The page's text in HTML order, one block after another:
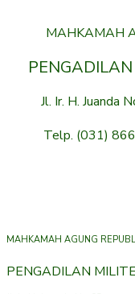
MAHKAMAH
Jl. Ir. H. Juanda
Telp. (031)
MAHKAMAH AGUNG
PENGADILAN